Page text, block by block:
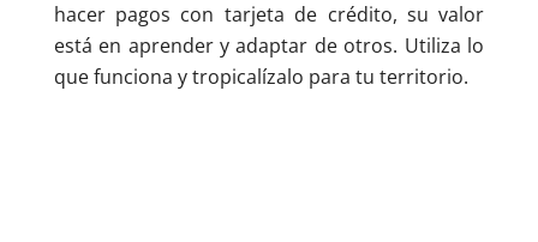
hacer pagos con tarjeta de crédito, su valor
está en aprender y adaptar de otros. Utiliza lo
que funciona y tropicalízalo para tu territorio.